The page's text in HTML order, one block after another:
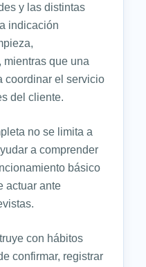
y las distintas
indicación
mientras que una
coordinar el servicio
del cliente.
no se limita a
a comprender
básico
actuar ante
con hábitos
confirmar, registrar